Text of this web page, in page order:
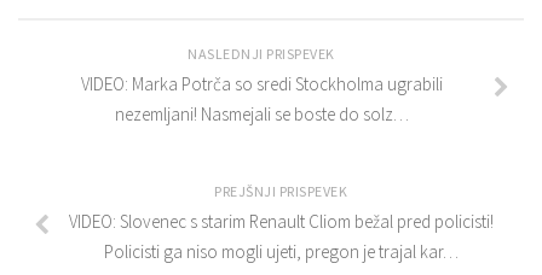
NASLEDNJI PRISPEVEK
VIDEO: Marka Potrča so sredi Stockholma ugrabili
nezemljani! Nasmejali se boste do solz…
PREJŠNJI PRISPEVEK
VIDEO: Slovenec s starim Renault Cliom bežal pred policisti!
Policisti ga niso mogli ujeti, pregon je trajal kar…